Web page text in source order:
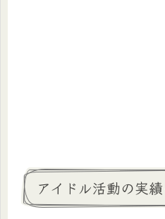
アイドル活動の実